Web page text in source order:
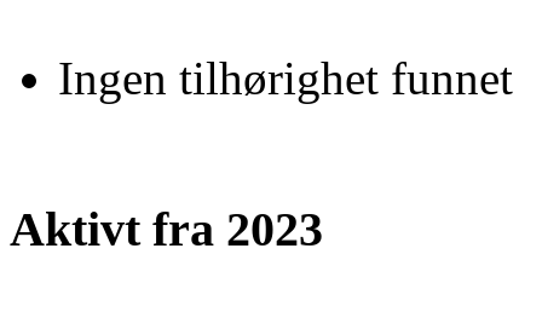
Ingen tilhørighet funnet
Aktivt fra 2023